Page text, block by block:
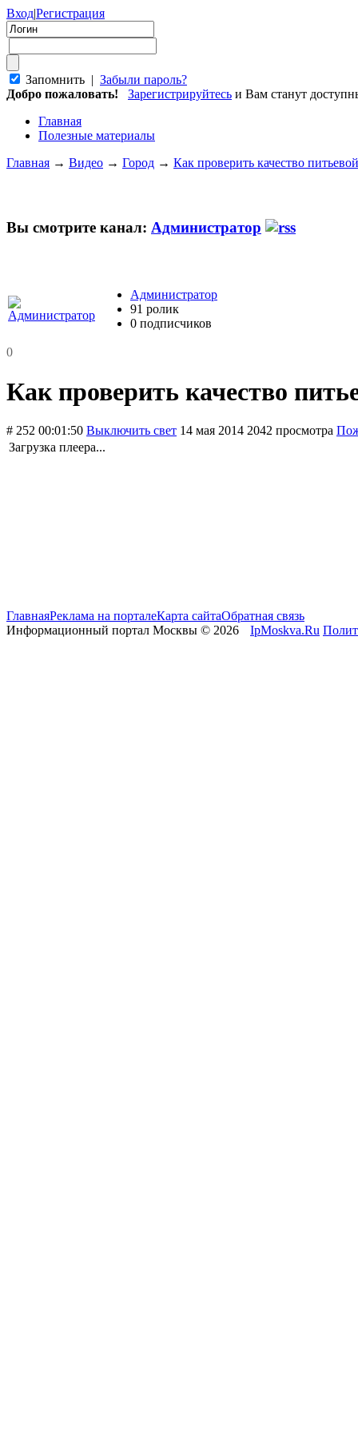
Вход|Регистрация
Запомнить | Забыли пароль?
Добро пожаловать!
Зарегистрируйтесь и Вам станут
Главная
Полезные материалы
Главная → Видео → Город → Как проверить качество
Вы смотрите канал: Администратор
Администратор
91 ролик
0 подписчиков
0
Как проверить качество
# 252 00:01:50 Выключить свет 14 мая 2014 2042 просмотра
Загрузка плеера...
ГлавнаяРеклама на порталеКарта сайтаОбратная связь
Информационный портал Москвы © 2026
IpMoskva.Ru